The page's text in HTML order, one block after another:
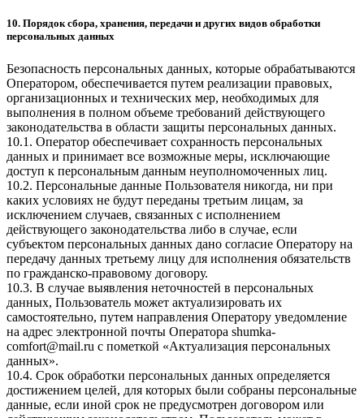
10. Порядок сбора, хранения, передачи и других видов обработки
персональных данных
Безопасность персональных данных, которые обрабатываются
Оператором, обеспечивается путем реализации правовых,
организационных и технических мер, необходимых для
выполнения в полном объеме требований действующего
законодательства в области защиты персональных данных.
10.1. Оператор обеспечивает сохранность персональных
данных и принимает все возможные меры, исключающие
доступ к персональным данным неуполномоченных лиц.
10.2. Персональные данные Пользователя никогда, ни при
каких условиях не будут переданы третьим лицам, за
исключением случаев, связанных с исполнением
действующего законодательства либо в случае, если
субъектом персональных данных дано согласие Оператору на
передачу данных третьему лицу для исполнения обязательств
по гражданско-правовому договору.
10.3. В случае выявления неточностей в персональных
данных, Пользователь может актуализировать их
самостоятельно, путем направления Оператору уведомление
на адрес электронной почты Оператора shumka-
comfort@mail.ru с пометкой «Актуализация персональных
данных».
10.4. Срок обработки персональных данных определяется
достижением целей, для которых были собраны персональные
данные, если иной срок не предусмотрен договором или